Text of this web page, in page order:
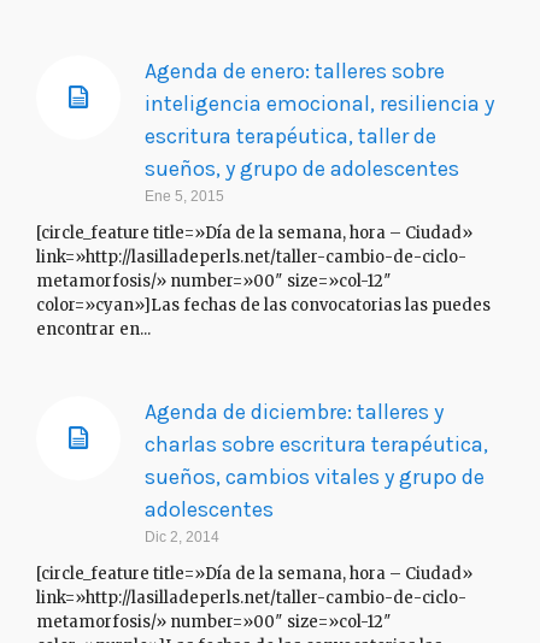
Agenda de enero: talleres sobre
inteligencia emocional, resiliencia y
escritura terapéutica, taller de
sueños, y grupo de adolescentes
Ene 5, 2015
[circle_feature title=»Día de la semana, hora – Ciudad»
link=»http://lasilladeperls.net/taller-cambio-de-ciclo-
metamorfosis/» number=»00″ size=»col-12″
color=»cyan»]Las fechas de las convocatorias las puedes
encontrar en...
Agenda de diciembre: talleres y
charlas sobre escritura terapéutica,
sueños, cambios vitales y grupo de
adolescentes
Dic 2, 2014
[circle_feature title=»Día de la semana, hora – Ciudad»
link=»http://lasilladeperls.net/taller-cambio-de-ciclo-
metamorfosis/» number=»00″ size=»col-12″